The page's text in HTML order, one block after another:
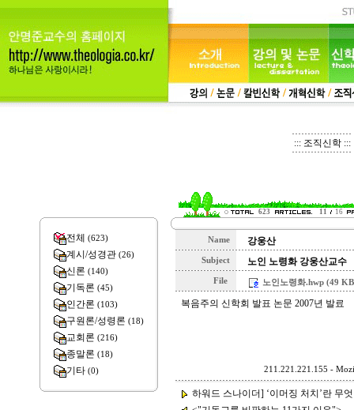
::: 조직신학 :::
623 11 16
전체 (623)
계시/성경관 (26)
신론 (140)
기독론 (45)
인간론 (103)
구원론/성령론 (18)
교회론 (216)
종말론 (18)
기타 (0)
Name 강웅산
Subject 노인 노령화 강웅산교수
File 노인노령화.hwp (49
복음주의 신학회 발표 논문 2007년 발료
211.221.221.155 -
하워드 스나이더] ‘이머징 처치’란 무